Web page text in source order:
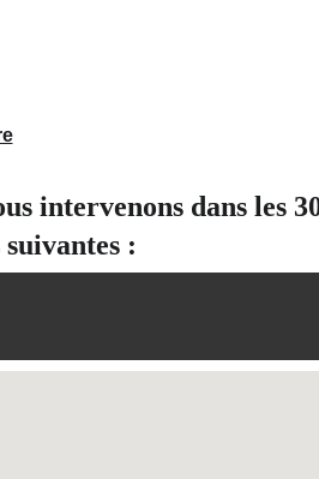
intervenons dans les
: